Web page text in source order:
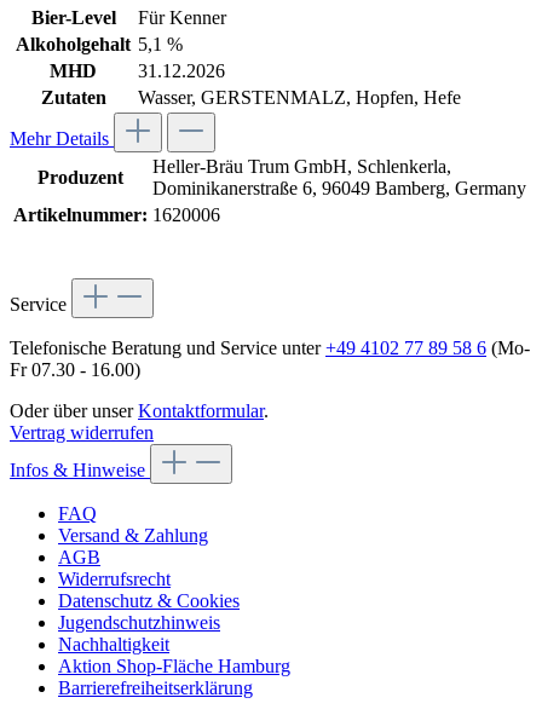
Bier-Level
Für Kenner
Alkoholgehalt 5,1 %
MHD
31.12.2026
Zutaten
Wasser, GERSTENMALZ, Hopfen, Hefe
Mehr Details
Produzent
Heller-Bräu Trum GmbH, Schlenkerla,
Dominikanerstraße 6, 96049 Bamberg, Germany
Artikelnummer: 1620006
Service
Telefonische Beratung und Service unter+49 4102 77 89 58 6 (Mo-
Fr 07.30 - 16.00)
Oder über unserKontaktformular.
Vertrag widerrufen
Infos & Hinweise
FAQ
Versand & Zahlung
AGB
Widerrufsrecht
Datenschutz & Cookies
Jugendschutzhinweis
Nachhaltigkeit
Aktion Shop-Fläche Hamburg
Barrierefreiheitserklärung